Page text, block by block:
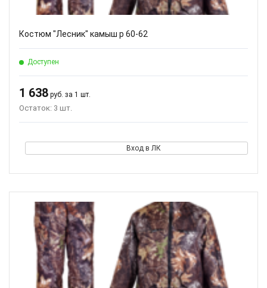
Костюм "Лесник" камыш р 60-62
Доступен
1 638 руб. за 1 шт.
Остаток: 3 шт.
Вход в ЛК